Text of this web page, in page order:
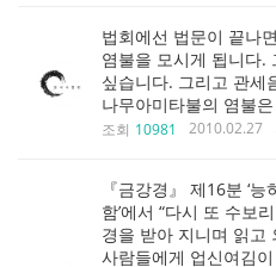
법회에선 법문이 끝나
염불을 모시게 됩니다.
싶습니다. 그리고 관세
나무아미타불의 염불
조회 10981 2010.02.27
『금강경』 제16분 ‘
함’에서 “다시 또 수보
경을 받아 지니며 읽고
사람들에게 업신여김